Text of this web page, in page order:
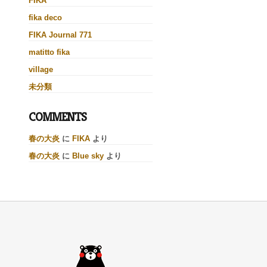
fika deco
FIKA Journal 771
matitto fika
village
未分類
COMMENTS
春の大炎に FIKAより
春の大炎に Blue skyより